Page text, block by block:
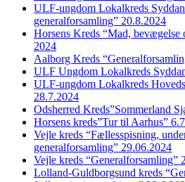
ULF-ungdom Lokalkreds
generalforsamling” 20.8.2024
Horsens Kreds “Mad, bevægelse
2024
Aalborg Kreds
ULF Ungdom Lokalkreds
ULF-ungdom Lokalkreds
28.7.2024
Odsherred Kreds”Sommerland
Horsens kreds”Tur til Aarhus”
Vejle kreds “Fællesspisning,
generalforsamling” 29.06.2024
Vejle kreds “Generalforsamling”
Lolland-Guldborgsund kreds